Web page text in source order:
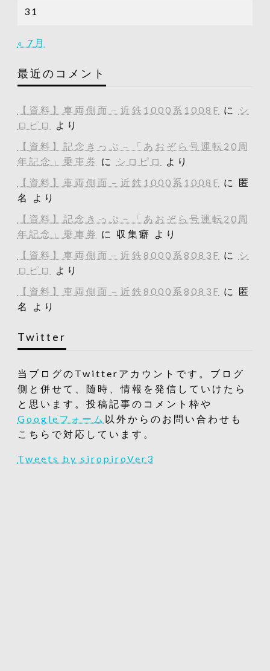
31
« 7月
最近のコメント
【資料】車両側面－近鉄1000系1008F に
シ
ロピロ
より
【資料】記念きっぷ－「あおぞら号運転20周
年記念」乗車券 に シロピロ
より
【資料】車両側面－近鉄1000系1008F に 匿
名
より
【資料】記念きっぷ－「あおぞら号運転20周
年記念」乗車券 に 収集癖 より
【資料】車両側面－近鉄8000系8083F に
シ
ロピロ
より
【資料】車両側面－近鉄8000系8083F に 匿
名
より
Twitter
当ブログのTwitterアカウントです。ブログ
側と併せて、随時、情報を発信していけたら
と思います。投稿記事のコメント枠や
Googleフォーム 以外からのお問い合わせも
こちらで対応しています。
Tweets by siropiroVer3